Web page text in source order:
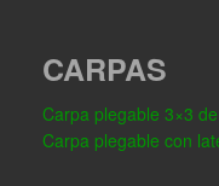
CARPAS
Carpa plegable 3×3
Carpa plegable con